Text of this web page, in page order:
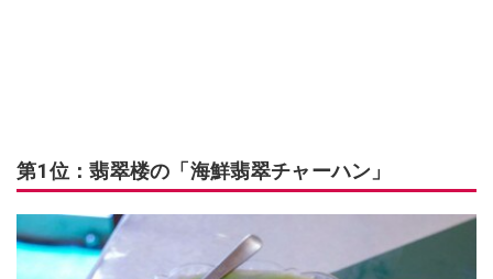
第1位：翡翠楼の「海鮮翡翠チャーハン」